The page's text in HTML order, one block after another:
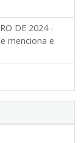
DE 2024 -
menciona e